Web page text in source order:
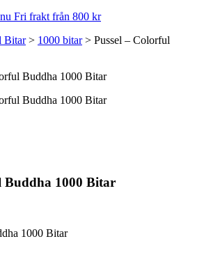
Fri frakt från 800 kr
Bitar> 1000 bitar> Pussel – Colorful
Buddha 1000 Bitar
1000 Bitar